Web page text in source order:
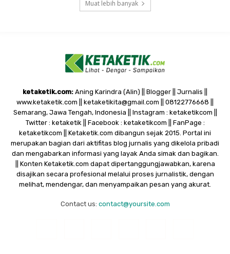
Muat lebih banyak
ketaketik.com: Aning Karindra (Alin) || Blogger || Jurnalis ||
www.ketaketik.com || ketaketikita@gmail.com || 08122776668 ||
Semarang, Jawa Tengah, Indonesia || Instagram : ketaketikcom ||
Twitter : ketaketik || Facebook : ketaketikcom || FanPage :
ketaketikcom || Ketaketik.com dibangun sejak 2015. Portal ini
merupakan bagian dari aktifitas blog jurnalis yang dikelola pribadi
dan mengabarkan informasi yang layak Anda simak dan bagikan.
|| Konten Ketaketik.com dapat dipertanggungjawabkan, karena
disajikan secara profesional melalui proses jurnalistik, dengan
melihat, mendengar, dan menyampaikan pesan yang akurat.
Contact us: contact@yoursite.com